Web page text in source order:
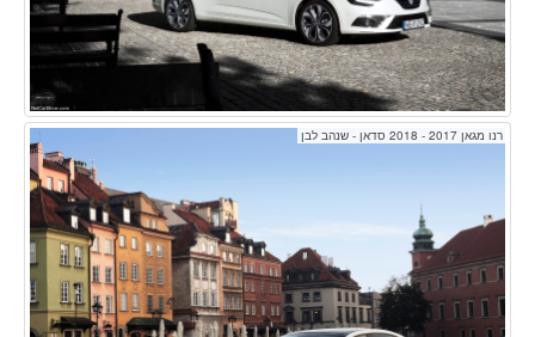
רנו מגאן 2017 - 2018 סדאן - שנהב לבן